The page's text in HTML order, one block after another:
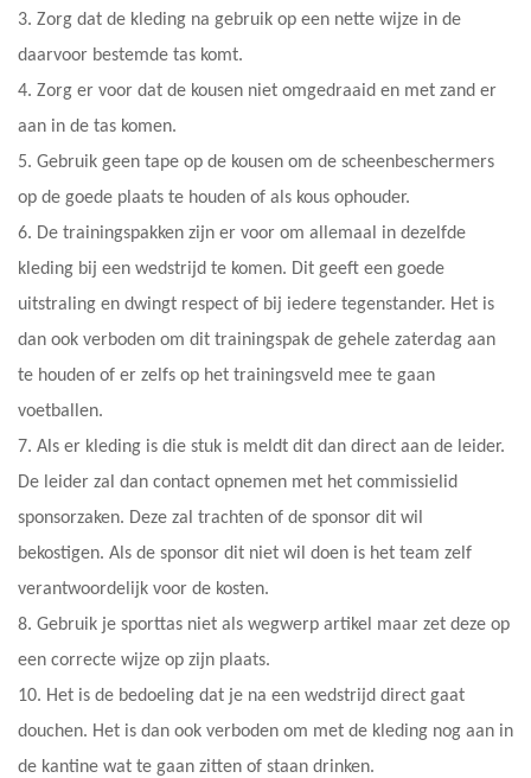
3. Zorg dat de kleding na gebruik op een nette wijze in de
daarvoor bestemde tas komt.
4. Zorg er voor dat de kousen niet omgedraaid en met zand er
aan in de tas komen.
5. Gebruik geen tape op de kousen om de scheenbeschermers
op de goede plaats te houden of als kous ophouder.
6. De trainingspakken zijn er voor om allemaal in dezelfde
kleding bij een wedstrijd te komen. Dit geeft een goede
uitstraling en dwingt respect of bij iedere tegenstander. Het is
dan ook verboden om dit trainingspak de gehele zaterdag aan
te houden of er zelfs op het trainingsveld mee te gaan
voetballen.
7. Als er kleding is die stuk is meldt dit dan direct aan de leider.
De leider zal dan contact opnemen met het commissielid
sponsorzaken. Deze zal trachten of de sponsor dit wil
bekostigen. Als de sponsor dit niet wil doen is het team zelf
verantwoordelijk voor de kosten.
8. Gebruik je sporttas niet als wegwerp artikel maar zet deze op
een correcte wijze op zijn plaats.
10. Het is de bedoeling dat je na een wedstrijd direct gaat
douchen. Het is dan ook verboden om met de kleding nog aan in
de kantine wat te gaan zitten of staan drinken.